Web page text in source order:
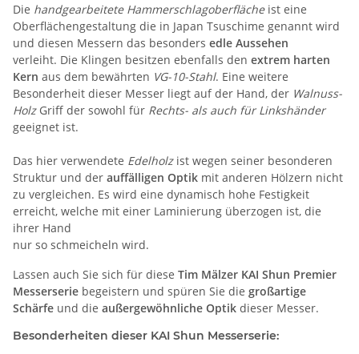
Die handgearbeitete Hammerschlagoberflächeist eine
Oberflächengestaltung die in Japan Tsuschime genannt wird
und diesen Messern das besonders edle Aussehen
verleiht. Die Klingen besitzen ebenfalls den extrem harten
Kern aus dem bewährten VG-10-Stahl. Eine weitere
Besonderheit dieser Messer liegt auf der Hand, der Walnuss-
HolzGriff der sowohl für Rechts- als auch für Linkshänder
geeignet ist.
Das hier verwendete Edelholz ist wegen seiner besonderen
Struktur und der auffälligen Optik mit anderen Hölzern nicht
zu vergleichen. Es wird eine dynamisch hohe Festigkeit
erreicht, welche mit einer Laminierung überzogen ist, die
ihrer Hand
nur so schmeicheln wird.
Lassen auch Sie sich für diese Tim Mälzer KAI Shun Premier
Messerserie begeistern und spüren Sie die großartige
Schärfe und die außergewöhnliche Optik dieser Messer.
Besonderheiten dieser KAI Shun Messerserie: